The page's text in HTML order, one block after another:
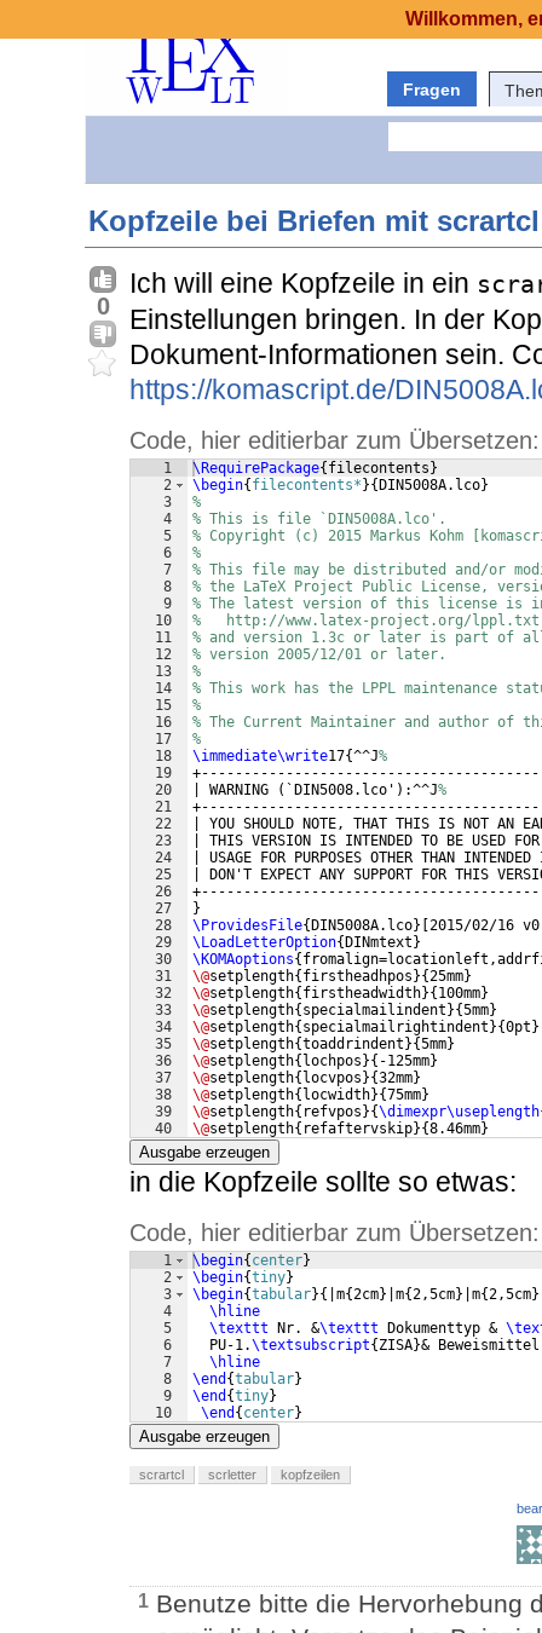
Fragen
Kopfzeile bei Briefen mit
0
Ich will eine Kopfzeile in ein
Einstellungen bringen. In der
Dokument-Informationen sein.
https://komascript.de/
Code, hier editierbar zum Übersetzen:
1
2
3
4
5
6
7
8
9
10
11
12
13
14
15
16
17
18
19
20
21
22
23
24
25
26
27
28
29
30
31
32
33
34
35
36
37
38
39
40
41
\RequirePackage{ filecontents }
\begin{ filecontents* }{ DIN5008A.lco}
%
% This is file `DIN5008A.lco'.
% Copyright (c) 2015 Markus Kohm
%
% This file may be distributed and/or
% the LaTeX Project Public License,
% The latest version of this license is
%   http://www.latex-project.org/lppl.txt
% and version 1.3c or later is part of
% version 2005/12/01 or later.
%
% This work has the LPPL maintenance
%
% The Current Maintainer and author of
%
\immediate\write17{^^J%
| WARNING
( `DIN5008.lco' ) :^^J%
| YOU SHOULD NOTE, THAT THIS IS NOT AN
| THIS VERSION IS INTENDED TO BE USED
| USAGE FOR PURPOSES OTHER THAN
| DON'T EXPECT ANY SUPPORT FOR THIS
}
\ProvidesFile{ DIN5008A.lco} 2015/02/16
\LoadLetterOption{ DINmtext }
\KOMAoptions{
\@setplength{ firstheadhpos }{25mm}
\@setplength{ firstheadwidth}{ 100mm}
\@setplength{ specialmailindent }{5mm}
\@setplength{ specialmailrightindent }{0pt }
\@setplength{toaddrindent }{5mm}
\@setplength{ lochpos }{ -125mm}
\@setplength{ locvpos }{32mm}
\@setplength{ locwidth}{75mm}
\@setplength{ refvpos }{\dimexpr\useplength
\@setplength{ refaftervskip}{8.46mm}
\@newplength
Ausgabe erzeugen
in die Kopfzeile sollte so etwas:
Code, hier editierbar zum Übersetzen:
1
2
3
4
5
6
7
8
9
10
\begin{ center}
\begin{tiny}
\begin{tabular}{ |m{2cm} |m{2,5cm} |m{2,5cm}
\hline
\texttt Nr. &\texttt Dokumenttyp &
  PU-1.
\textsubscript{ ZISA}&
\hline
\end {tabular}
\end {tiny}
\end { center}
Ausgabe erzeugen
scrartcl scrletter kopfzeilen
1 Benutze bitte die Hervorhebung
Willkommen,